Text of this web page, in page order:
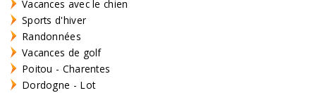
Vacances avec le chien
Sports d'hiver
Randonnées
Vacances de golf
Poitou - Charentes
Dordogne - Lot